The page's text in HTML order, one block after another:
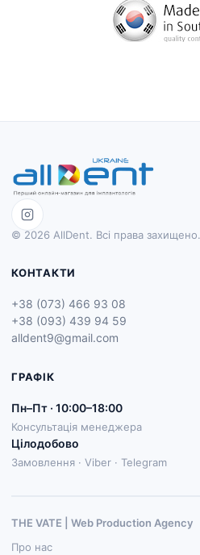
© 2026 AllDent. Всі права захищено.
КОНТАКТИ
+38 (073) 466 93 08
+38 (093) 439 94 59
alldent9@gmail.com
ГРАФІК
Пн–Пт · 10:00–18:00
Консультація менеджера
Цілодобово
Замовлення · Viber · Telegram
THE VATE | Web Production Agenсy
Про нас